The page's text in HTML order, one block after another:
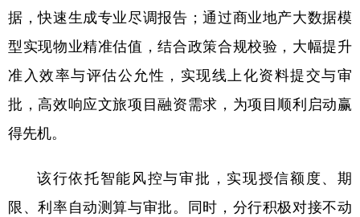
据，快速生成专业尽调报告；通过商业地产大数据模
型实现物业精准估值，结合政策合规校验，大幅提升
准入效率与评估公允性，实现线上化资料提交与审
批，高效响应文旅项目融资需求，为项目顺利启动赢
得先机。
该行依托智能风控与审批，实现授信额度、期
限、利率自动测算与审批。同时，分行积极对接不动